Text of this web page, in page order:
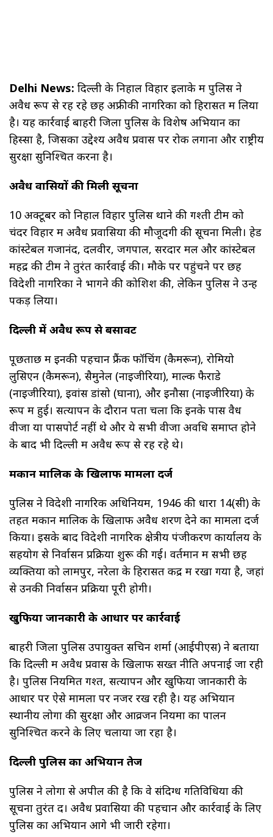
Delhi News: दिल्ली के निहाल विहार इलाके में पुलिस ने
अवैध रूप से रह रहे छह अफ्रीकी नागरिकों को हिरासत में लिया
है। यह कार्रवाई बाहरी जिला पुलिस के विशेष अभियान का
हिस्सा है, जिसका उद्देश्य अवैध प्रवास पर रोक लगाना और राष्ट्रीय
सुरक्षा सुनिश्चित करना है।
अवैध प्रवासियों की मिली सूचना
10 अक्टूबर को निहाल विहार पुलिस थाने की गश्ती टीम को
चंदर विहार में अवैध प्रवासियों की मौजूदगी की सूचना मिली। हेड
कांस्टेबल गजानंद, दलवीर, जगपाल, सरदार मल और कांस्टेबल
महेंद्र की टीम ने तुरंत कार्रवाई की। मौके पर पहुंचने पर छह
विदेशी नागरिकों ने भागने की कोशिश की, लेकिन पुलिस ने उन्हें
पकड़ लिया।
दिल्ली में अवैध रूप से बसावट
पूछताछ में इनकी पहचान फ्रैंक फॉचिंग (कैमरून), रोमियो
लुसिएन (कैमरून), सैमुनेल (नाइजीरिया), माल्क फैराडे
(नाइजीरिया), इवांस डांसो (घाना), और इनौसा (नाइजीरिया) के
रूप में हुई। सत्यापन के दौरान पता चला कि इनके पास वैध
वीजा या पासपोर्ट नहीं थे और ये सभी वीजा अवधि समाप्त होने
के बाद भी दिल्ली में अवैध रूप से रह रहे थे।
मकान मालिक के खिलाफ मामला दर्ज
पुलिस ने विदेशी नागरिक अधिनियम, 1946 की धारा 14(सी) के
तहत मकान मालिक के खिलाफ अवैध शरण देने का मामला दर्ज
किया। इसके बाद विदेशी नागरिक क्षेत्रीय पंजीकरण कार्यालय के
सहयोग से निर्वासन प्रक्रिया शुरू की गई। वर्तमान में सभी छह
व्यक्तियों को लामपुर, नरेला के हिरासत केंद्र में रखा गया है, जहां
से उनकी निर्वासन प्रक्रिया पूरी होगी।
खुफिया जानकारी के आधार पर कार्रवाई
बाहरी जिला पुलिस उपायुक्त सचिन शर्मा (आईपीएस) ने बताया
कि दिल्ली में अवैध प्रवास के खिलाफ सख्त नीति अपनाई जा रही
है। पुलिस नियमित गश्त, सत्यापन और खुफिया जानकारी के
आधार पर ऐसे मामलों पर नजर रख रही है। यह अभियान
स्थानीय लोगों की सुरक्षा और आव्रजन नियमों का पालन
सुनिश्चित करने के लिए चलाया जा रहा है।
दिल्ली पुलिस का अभियान तेज
पुलिस ने लोगों से अपील की है कि वे संदिग्ध गतिविधियों की
सूचना तुरंत दें। अवैध प्रवासियों की पहचान और कार्रवाई के लिए
पुलिस का अभियान आगे भी जारी रहेगा।